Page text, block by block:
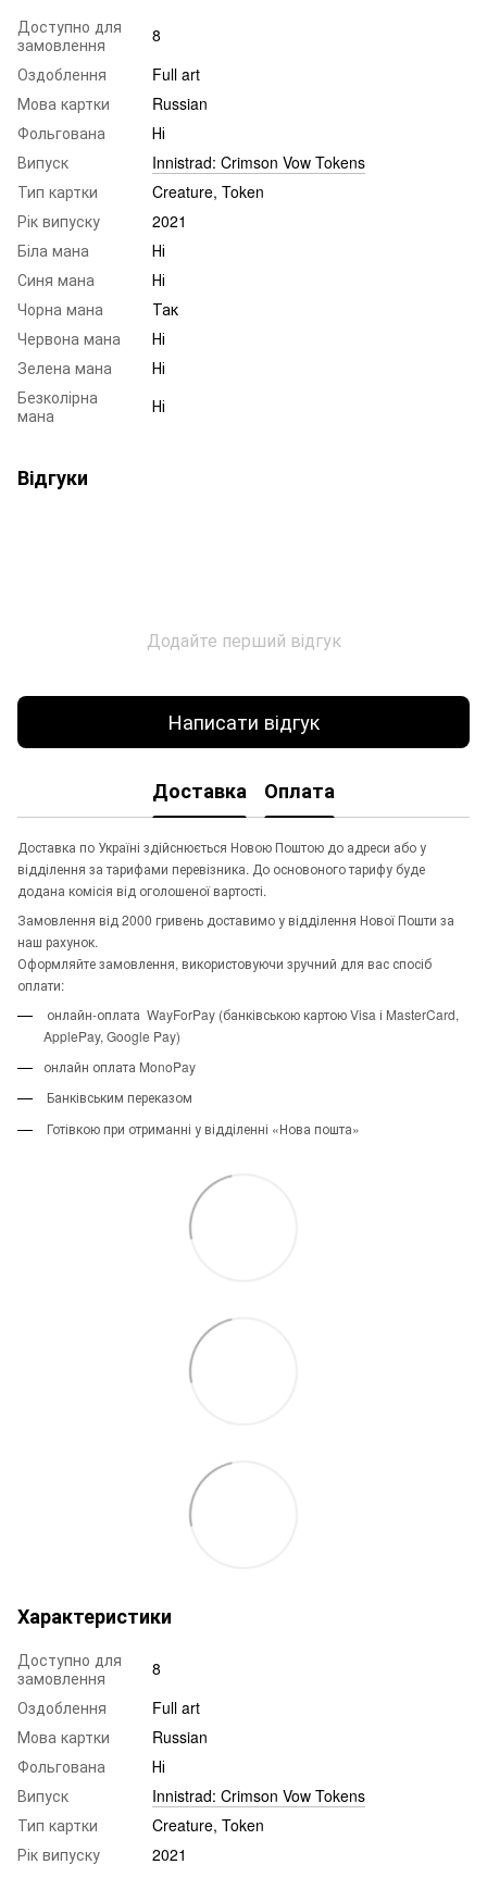
Доступно для
замовлення
8
Оздоблення
Full art
Мова картки
Russian
Фольгована
Ні
Випуск
Innistrad: Crimson Vow Tokens
Тип картки
Creature, Token
Рік випуску
2021
Біла мана
Ні
Синя мана
Ні
Чорна мана
Так
Червона мана
Ні
Зелена мана
Ні
Безколірна
мана
Ні
Відгуки
Додайте перший відгук
Написати відгук
Доставка Оплата
Доставка по Україні здійснюється Новою Поштою до адреси або у
відділення за тарифами перевізника. До основоного тарифу буде
додана комісія від оголошеної вартості.
Замовлення від 2000 гривень доставимо у відділення Нової Пошти за
наш рахунок.
Оформляйте замовлення, використовуючи зручний для вас спосіб
оплати:
онлайн-оплата WayForPay (банківською картою Visa і MasterCard,
ApplePay, Google Pay)
онлайн оплата MonoPay
Банківським переказом
Готівкою при отриманні у відділенні «Нова пошта»
Характеристики
Доступно для
замовлення
8
Оздоблення
Full art
Мова картки
Russian
Фольгована
Ні
Випуск
Innistrad: Crimson Vow Tokens
Тип картки
Creature, Token
Рік випуску
2021